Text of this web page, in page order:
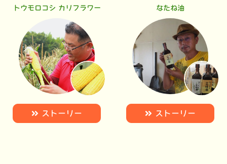
トウモロコシ カリフラワー
ストーリー
なたね油
ストーリー